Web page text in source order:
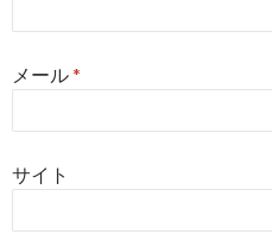
メール*
サイト